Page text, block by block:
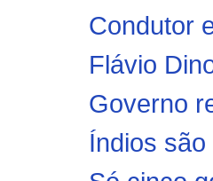
Condutor
Flávio
Governo
Índios